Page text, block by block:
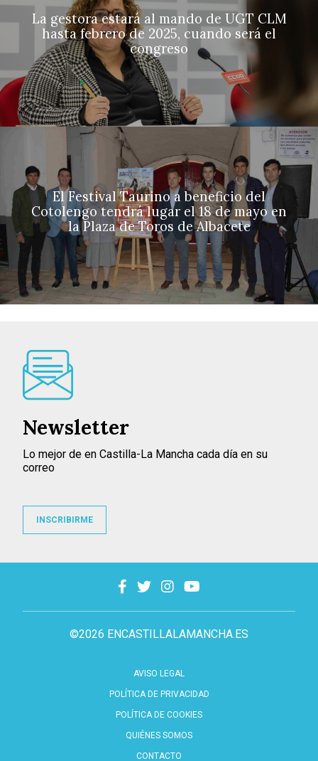
La gestora estará al mando de UGT CLM
hasta febrero de 2025, cuando será el
congreso
El Festival Taurino a beneficio del
Cotolengo tendrá lugar el 18 de mayo en
la Plaza de Toros de Albacete
©2026 ENCASTILLALAMANCHA.ES
AVISO LEGAL
POLÍTICA DE PRIVACIDAD
POLÍTICA DE COOKIES
QUIÉNES SOMOS
CONTACTO
Newsletter
Lo mejor de en Castilla-La Mancha cada día en su
correo
INSCRIBIRME